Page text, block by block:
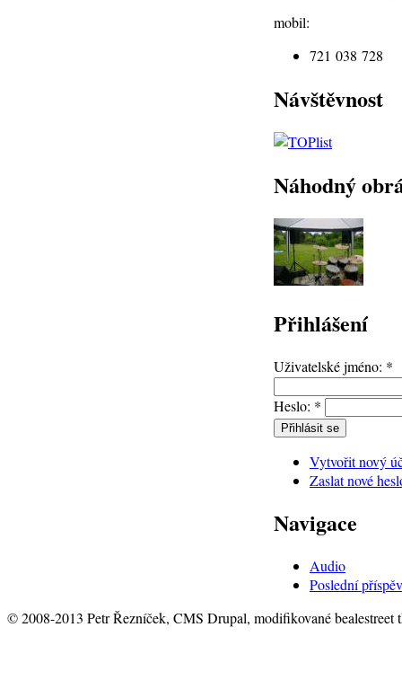
mobil:
721 038 728
Návštěvnost
Náhodný
Přihlášení
Uživatelské jméno: *
Heslo: *
Vytvořit nový
Zaslat nové
Navigace
Audio
Poslední
© 2008-2013 Petr Řezníček, CMS Drupal, modifikované bealestreet